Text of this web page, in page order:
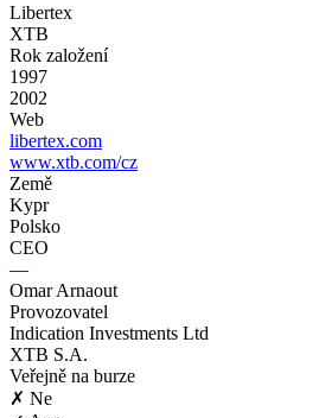
Libertex
XTB
Rok založení
1997
2002
Web
libertex.com
www.xtb.com/cz
Země
Kypr
Polsko
CEO
—
Omar Arnaout
Provozovatel
Indication Investments Ltd
XTB S.A.
Veřejně na burze
✗ Ne